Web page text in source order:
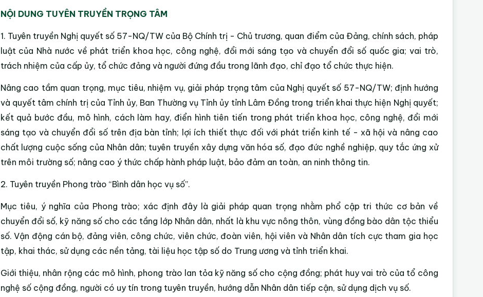
NỘI DUNG TUYÊN TRUYỀN TRỌNG TÂM
1. Tuyên truyền Nghị quyết số 57-NQ/TW của Bộ Chính trị - Chủ trương, quan điểm của Đảng, chính sách, pháp
luật của Nhà nước về phát triển khoa học, công nghệ, đổi mới sáng tạo và chuyển đổi số quốc gia; vai trò,
trách nhiệm của cấp ủy, tổ chức đảng và người đứng đầu trong lãnh đạo, chỉ đạo tổ chức thực hiện.
Nâng cao tầm quan trọng, mục tiêu, nhiệm vụ, giải pháp trọng tâm của Nghị quyết số 57-NQ/TW; định hướng
và quyết tâm chính trị của Tỉnh ủy, Ban Thường vụ Tỉnh ủy tỉnh Lâm Đồng trong triển khai thực hiện Nghị quyết;
kết quả bước đầu, mô hình, cách làm hay, điển hình tiên tiến trong phát triển khoa học, công nghệ, đổi mới
sáng tạo và chuyển đổi số trên địa bàn tỉnh; lợi ích thiết thực đối với phát triển kinh tế - xã hội và nâng cao
chất lượng cuộc sống của Nhân dân; tuyên truyền xây dựng văn hóa số, đạo đức nghề nghiệp, quy tắc ứng xử
trên môi trường số; nâng cao ý thức chấp hành pháp luật, bảo đảm an toàn, an ninh thông tin.
2. Tuyên truyền Phong trào “Bình dân học vụ số”.
Mục tiêu, ý nghĩa của Phong trào; xác định đây là giải pháp quan trọng nhằm phổ cập tri thức cơ bản về
chuyển đổi số, kỹ năng số cho các tầng lớp Nhân dân, nhất là khu vực nông thôn, vùng đồng bào dân tộc thiểu
số. Vận động cán bộ, đảng viên, công chức, viên chức, đoàn viên, hội viên và Nhân dân tích cực tham gia học
tập, khai thác, sử dụng các nền tảng, tài liệu học tập số do Trung ương và tỉnh triển khai.
Giới thiệu, nhân rộng các mô hình, phong trào lan tỏa kỹ năng số cho cộng đồng; phát huy vai trò của tổ công
nghệ số cộng đồng, người có uy tín trong tuyên truyền, hướng dẫn Nhân dân tiếp cận, sử dụng dịch vụ số.